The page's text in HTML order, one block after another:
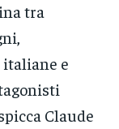
tra
e
Claude